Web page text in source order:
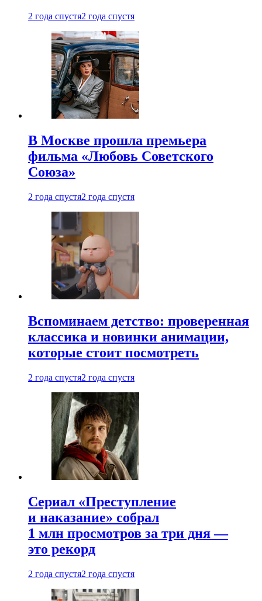
2 года спустя2 года спустя
В Москве прошла премьера
фильма «Любовь Советского
Союза»
2 года спустя2 года спустя
Вспоминаем детство: проверенная
классика и новинки анимации,
которые стоит посмотреть
2 года спустя2 года спустя
Сериал «Преступление
и наказание» собрал
1 млн просмотров за три дня —
это рекорд
2 года спустя2 года спустя